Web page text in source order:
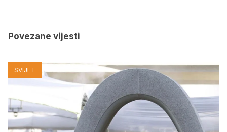
Povezane vijesti
SVIJET